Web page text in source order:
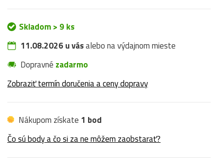
Skladom > 9 ks
11.08.2026 u vásalebo na výdajnom mieste
Dopravné zadarmo
Zobraziť termín doručenia a ceny dopravy
Nákupom získate 1 bod
Čo sú body a čo si za ne môžem zaobstarať?